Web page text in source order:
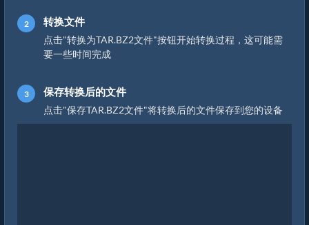
转换文件
点击"转换为TAR.BZ2文件"按钮开始转换过程，这可能需
要一些时间完成
保存转换后的文件
点击"保存TAR.BZ2文件"将转换后的文件保存到您的设备